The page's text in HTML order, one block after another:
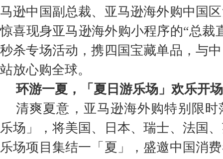
马逊中国副总裁、亚马逊海外购中国
惊喜现身亚马逊海外购小程序的“总裁
秒杀专场活动，携四国宝藏单品，与
站放心购全球。
环游一夏，「夏日游乐场」欢乐开场
清爽夏意，亚马逊海外购特别限
乐场」，将美国、日本、瑞士、法国
乐场项目集结一「夏」，盛邀中国消